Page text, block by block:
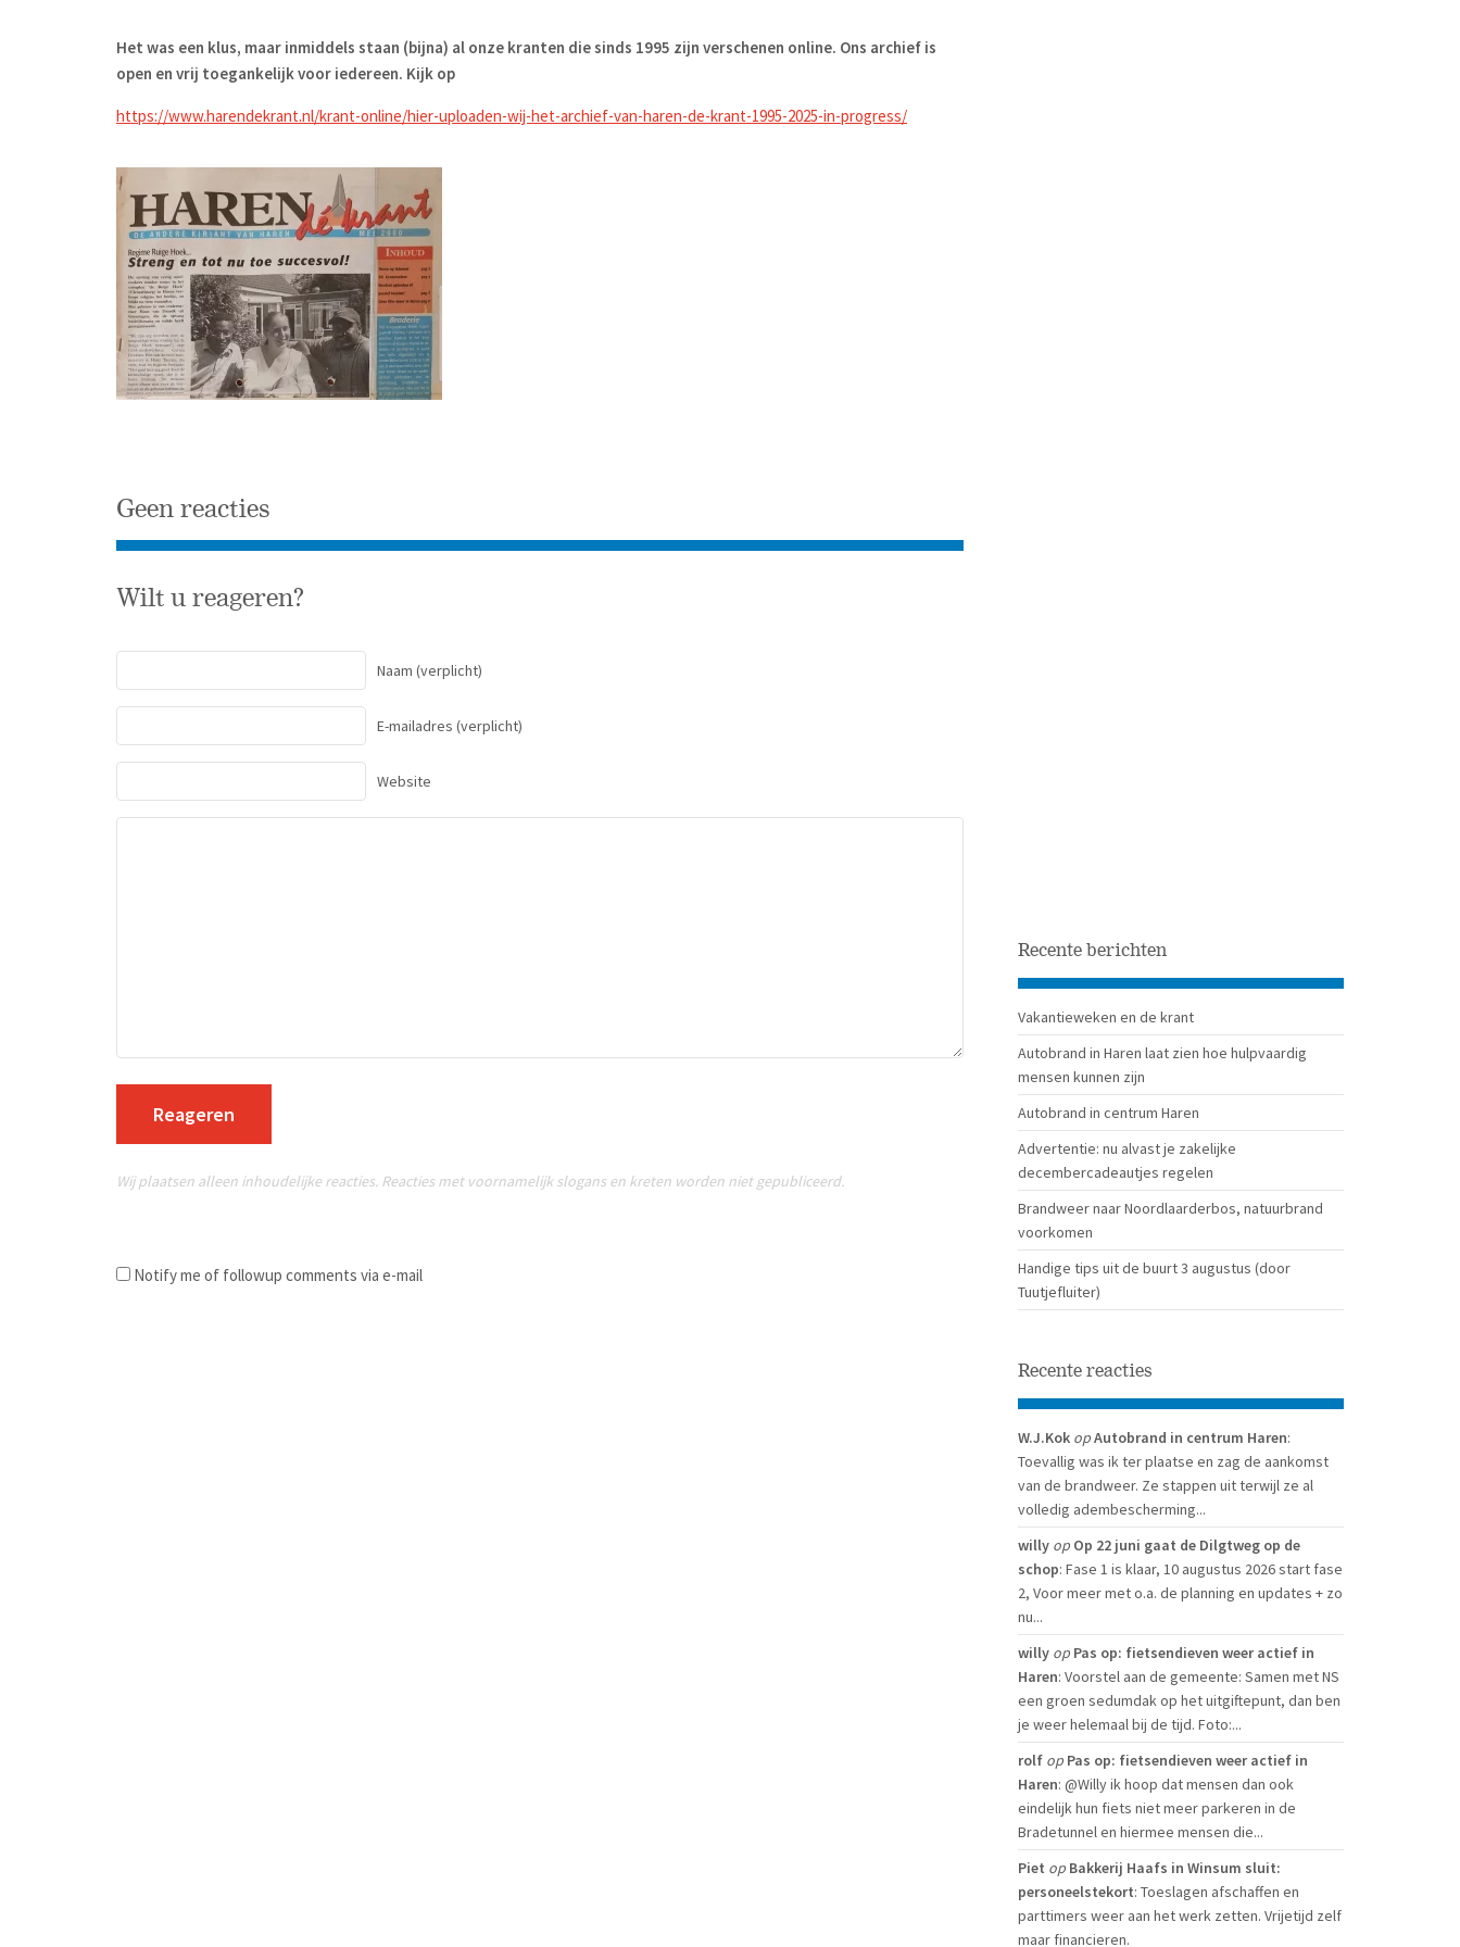
Het was een klus, maar inmiddels staan (bijna) al onze kranten die sinds 1995 zijn verschenen online. Ons archief is
open en vrij toegankelijk voor iedereen. Kijk op
https://www.harendekrant.nl/krant-online/hier-uploaden-wij-het-archief-van-haren-de-krant-1995-2025-in-progress/
Geen reacties
Wilt u reageren?
Naam (verplicht)
E-mailadres (verplicht)
Website
Reageren
Wij plaatsen alleen inhoudelijke reacties. Reacties met voornamelijk slogans en kreten worden niet gepubliceerd.
Notify me of followup comments via e-mail
Recente berichten
Vakantieweken en de krant
Autobrand in Haren laat zien hoe hulpvaardig
mensen kunnen zijn
Autobrand in centrum Haren
Advertentie: nu alvast je zakelijke
decembercadeautjes regelen
Brandweer naar Noordlaarderbos, natuurbrand
voorkomen
Handige tips uit de buurt 3 augustus (door
Tuutjefluiter)
Recente reacties
W.J.Kok opAutobrand in centrum Haren:
Toevallig was ik ter plaatse en zag de aankomst
van de brandweer. Ze stappen uit terwijl ze al
volledig adembescherming...
willy op Op 22 juni gaat de Dilgtweg op de
schop: Fase 1 is klaar, 10 augustus 2026 start fase
2, Voor meer met o.a. de planning en updates + zo
nu...
willy op Pas op: fietsendieven weer actief in
Haren: Voorstel aan de gemeente: Samen met NS
een groen sedumdak op het uitgiftepunt, dan ben
je weer helemaal bij de tijd. Foto:...
rolf op Pas op: fietsendieven weer actief in
Haren: @Willy ik hoop dat mensen dan ook
eindelijk hun fiets niet meer parkeren in de
Bradetunnel en hiermee mensen die...
Piet op Bakkerij Haafs in Winsum sluit:
personeelstekort: Toeslagen afschaffen en
parttimers weer aan het werk zetten. Vrijetijd zelf
maar financieren.